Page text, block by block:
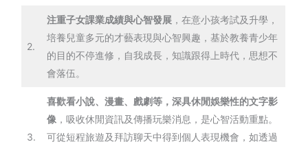
2.
注重子女課業成績與心智發展 ，在意小孩考試及升學，
培養兒童多元的才藝表現與心智興趣，基於教養青少年
的目的不停進修，自我成長，知識跟得上時代，思想不
會落伍。
3.
喜歡看小說、漫畫、戲劇等，深具休閒娛樂性的文字影
像 ，吸收休閒資訊及傳播玩樂消息，是心智活動重點。
可從短程旅遊及拜訪聊天中得到個人表現機會，如透過